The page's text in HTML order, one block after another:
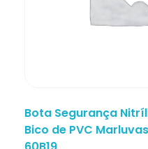
Bota Segurança
Bico de PVC